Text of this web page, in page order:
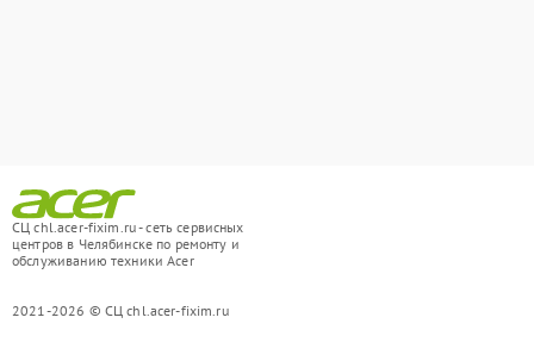
СЦ chl.acer-fixim.ru - сеть сервисных
центров в Челябинске по ремонту и
обслуживанию техники Acer
2021-2026 © СЦ chl.acer-fixim.ru